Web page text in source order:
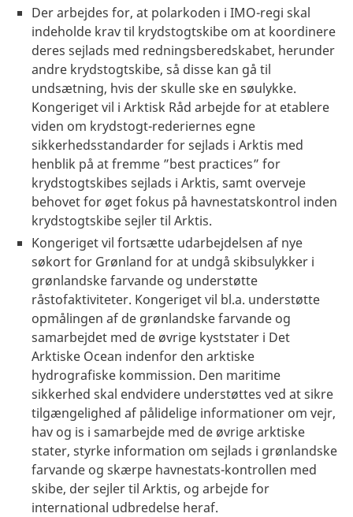
Der arbejdes for, at polarkoden i IMO-regi skal
indeholde krav til krydstogtskibe om at koordinere
deres sejlads med redningsberedskabet, herunder
andre krydstogtskibe, så disse kan gå til
undsætning, hvis der skulle ske en søulykke.
Kongeriget vil i Arktisk Råd arbejde for at etablere
viden om krydstogt-rederiernes egne
sikkerhedsstandarder for sejlads i Arktis med
henblik på at fremme ”best practices” for
krydstogtskibes sejlads i Arktis, samt overveje
behovet for øget fokus på havnestatskontrol inden
krydstogtskibe sejler til Arktis.
Kongeriget vil fortsætte udarbejdelsen af nye
søkort for Grønland for at undgå skibsulykker i
grønlandske farvande og understøtte
råstofaktiviteter. Kongeriget vil bl.a. understøtte
opmålingen af de grønlandske farvande og
samarbejdet med de øvrige kyststater i Det
Arktiske Ocean indenfor den arktiske
hydrografiske kommission. Den maritime
sikkerhed skal endvidere understøttes ved at sikre
tilgængelighed af pålidelige informationer om vejr,
hav og is i samarbejde med de øvrige arktiske
stater, styrke information om sejlads i grønlandske
farvande og skærpe havnestats-kontrollen med
skibe, der sejler til Arktis, og arbejde for
international udbredelse heraf.